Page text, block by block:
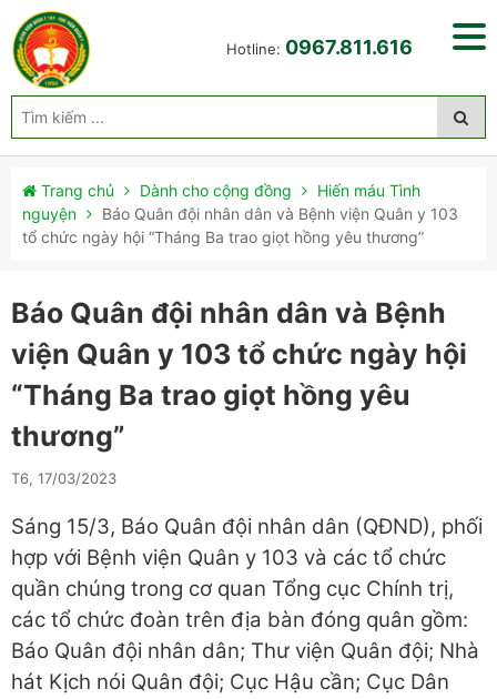
Hotline: 0967.811.616
Trang chủ Dành cho cộng đồng
Hiến máu Tình
nguyện
Báo Quân đội nhân dân và Bệnh viện Quân y 103
tổ chức ngày hội “Tháng Ba trao giọt hồng yêu thương”
Báo Quân đội nhân dân và Bệnh
viện Quân y 103 tổ chức ngày hội
“Tháng Ba trao giọt hồng yêu
thương”
T6, 17/03/2023
Sáng 15/3, Báo Quân đội nhân dân (QĐND), phối
hợp với Bệnh viện Quân y 103 và các tổ chức
quần chúng trong cơ quan Tổng cục Chính trị,
các tổ chức đoàn trên địa bàn đóng quân gồm:
Báo Quân đội nhân dân; Thư viện Quân đội; Nhà
hát Kịch nói Quân đội; Cục Hậu cần; Cục Dân